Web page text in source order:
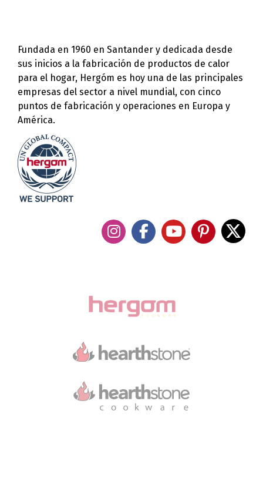
Fundada en 1960 en Santander y dedicada desde
sus inicios a la fabricación de productos de calor
para el hogar, Hergóm es hoy una de las principales
empresas del sector a nivel mundial, con cinco
puntos de fabricación y operaciones en Europa y
América.